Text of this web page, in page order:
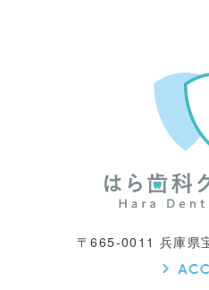
〒665-0011 兵庫県